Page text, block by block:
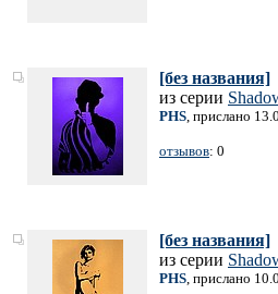
[без названия]
из серии
PHS, прислано
отзывов: 0
[без названия]
из серии
PHS, прислано